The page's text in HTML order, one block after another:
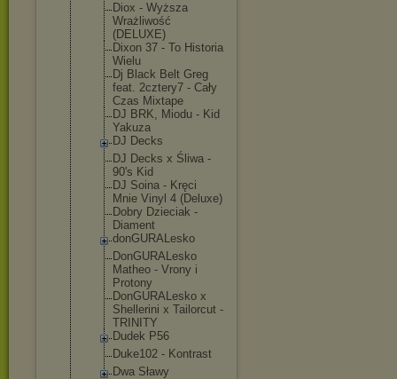
Diox - Wyższa
Wrażliwość
(DELUXE)
Dixon 37 - To Historia
Wielu
Dj Black Belt Greg
feat. 2cztery7 - Cały
Czas Mixtape
DJ BRK, Miodu - Kid
Yakuza
DJ Decks
DJ Decks x Śliwa -
90's Kid
DJ Soina - Kręci
Mnie Vinyl 4 (Deluxe)
Dobry Dzieciak -
Diament
donGURALesko
DonGURALesko
Matheo - Vrony i
Protony
DonGURALesko x
Shellerini x Tailorcut -
TRINITY
Dudek P56
Duke102 - Kontrast
Dwa Sławy